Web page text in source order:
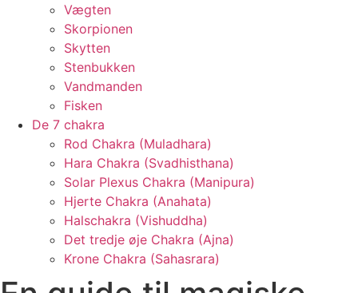
Vægten
Skorpionen
Skytten
Stenbukken
Vandmanden
Fisken
De 7 chakra
Rod Chakra (Muladhara)
Hara Chakra (Svadhisthana)
Solar Plexus Chakra (Manipura)
Hjerte Chakra (Anahata)
Halschakra (Vishuddha)
Det tredje øje Chakra (Ajna)
Krone Chakra (Sahasrara)